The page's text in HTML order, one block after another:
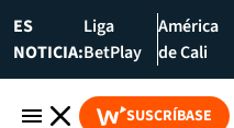
ES
NOTICIA:
Liga
BetPlay
América
de Cali
SUSCRÍBASE